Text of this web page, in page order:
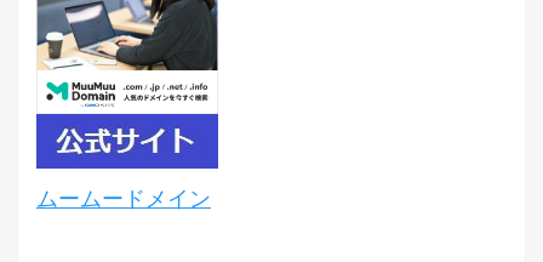
ムームードメイン